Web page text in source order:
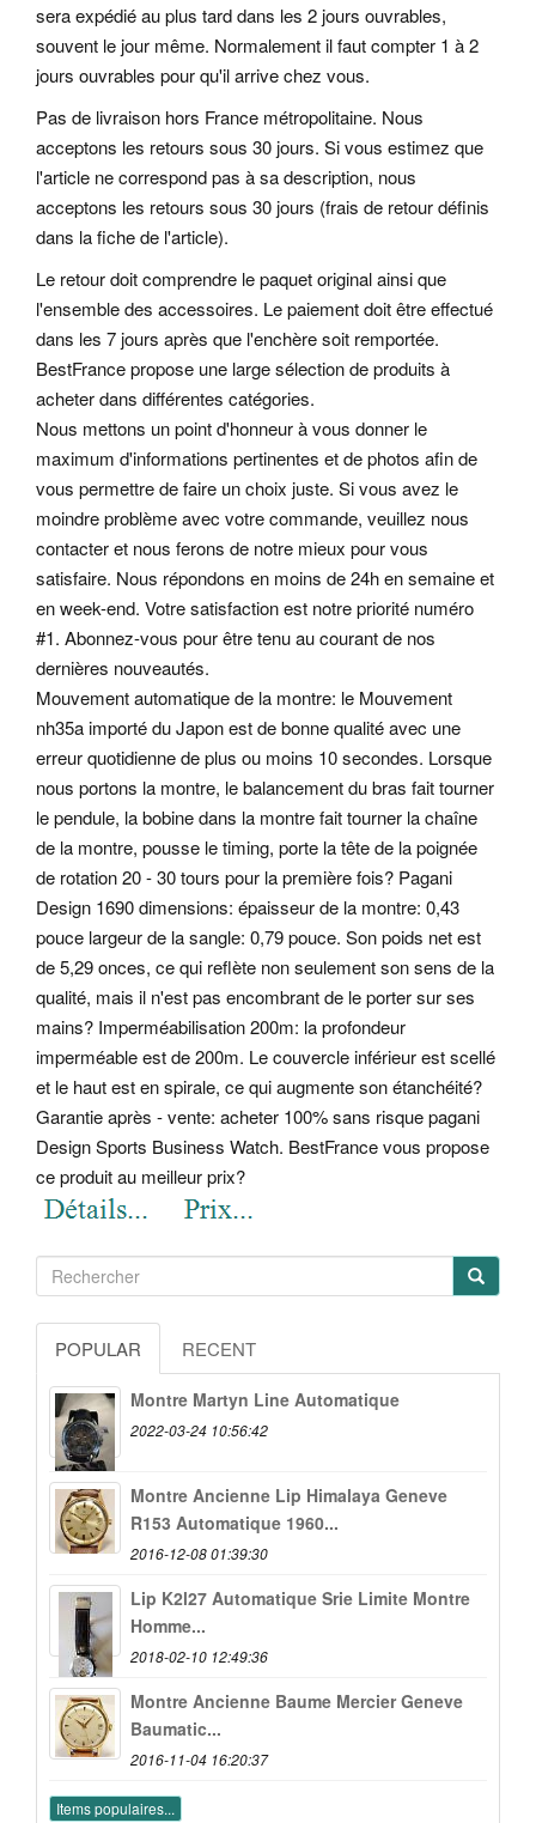
sera expédié au plus tard dans les 2 jours ouvrables,
souvent le jour même. Normalement il faut compter 1 à 2
jours ouvrables pour qu'il arrive chez vous.
Pas de livraison hors France métropolitaine. Nous
acceptons les retours sous 30 jours. Si vous estimez que
l'article ne correspond pas à sa description, nous
acceptons les retours sous 30 jours (frais de retour définis
dans la fiche de l'article).
Le retour doit comprendre le paquet original ainsi que
l'ensemble des accessoires. Le paiement doit être effectué
dans les 7 jours après que l'enchère soit remportée.
BestFrance propose une large sélection de produits à
acheter dans différentes catégories.
Nous mettons un point d'honneur à vous donner le
maximum d'informations pertinentes et de photos afin de
vous permettre de faire un choix juste. Si vous avez le
moindre problème avec votre commande, veuillez nous
contacter et nous ferons de notre mieux pour vous
satisfaire. Nous répondons en moins de 24h en semaine et
en week-end. Votre satisfaction est notre priorité numéro
#1. Abonnez-vous pour être tenu au courant de nos
dernières nouveautés.
Mouvement automatique de la montre: le Mouvement
nh35a importé du Japon est de bonne qualité avec une
erreur quotidienne de plus ou moins 10 secondes. Lorsque
nous portons la montre, le balancement du bras fait tourner
le pendule, la bobine dans la montre fait tourner la chaîne
de la montre, pousse le timing, porte la tête de la poignée
de rotation 20 - 30 tours pour la première fois? Pagani
Design 1690 dimensions: épaisseur de la montre: 0,43
pouce largeur de la sangle: 0,79 pouce. Son poids net est
de 5,29 onces, ce qui reflète non seulement son sens de la
qualité, mais il n'est pas encombrant de le porter sur ses
mains? Imperméabilisation 200m: la profondeur
imperméable est de 200m. Le couvercle inférieur est scellé
et le haut est en spirale, ce qui augmente son étanchéité?
Garantie après - vente: acheter 100% sans risque pagani
Design Sports Business Watch. BestFrance vous propose
ce produit au meilleur prix?
POPULAR RECENT
Montre Martyn Line Automatique
2022-03-24 10:56:42
Montre Ancienne Lip Himalaya Geneve
R153 Automatique 1960...
2016-12-08 01:39:30
Lip K2l27 Automatique Srie Limite Montre
Homme...
2018-02-10 12:49:36
Montre Ancienne Baume Mercier Geneve
Baumatic...
2016-11-04 16:20:37
Items populaires...